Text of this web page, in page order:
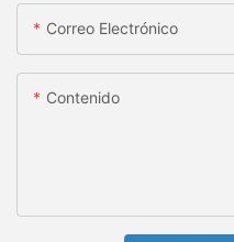
Correo Electrónico
Contenido